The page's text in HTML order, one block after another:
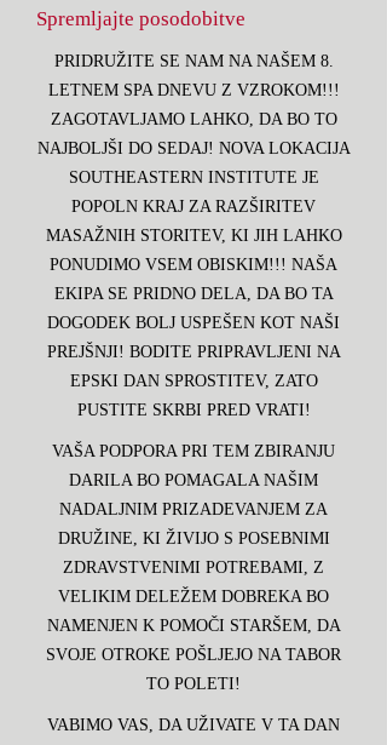
Spremljajte posodobitve
PRIDRUŽITE SE NAM NA NAŠEM 8.
LETNEM SPA DNEVU Z VZROKOM!!!
ZAGOTAVLJAMO LAHKO, DA BO TO
NAJBOLJŠI DO SEDAJ! NOVA LOKACIJA
SOUTHEASTERN INSTITUTE JE
POPOLN KRAJ ZA RAZŠIRITEV
MASAŽNIH STORITEV, KI JIH LAHKO
PONUDIMO VSEM OBISKIM!!! NAŠA
EKIPA SE PRIDNO DELA, DA BO TA
DOGODEK BOLJ USPEŠEN KOT NAŠI
PREJŠNJI! BODITE PRIPRAVLJENI NA
EPSKI DAN SPROSTITEV, ZATO
PUSTITE SKRBI PRED VRATI!
VAŠA PODPORA PRI TEM ZBIRANJU
DARILA BO POMAGALA NAŠIM
NADALJNIM PRIZADEVANJEM ZA
DRUŽINE, KI ŽIVIJO S POSEBNIMI
ZDRAVSTVENIMI POTREBAMI, Z
VELIKIM DELEŽEM DOBREKA BO
NAMENJEN K POMOČI STARŠEM, DA
SVOJE OTROKE POŠLJEJO NA TABOR
TO POLETI!
VABIMO VAS, DA UŽIVATE V TA DAN